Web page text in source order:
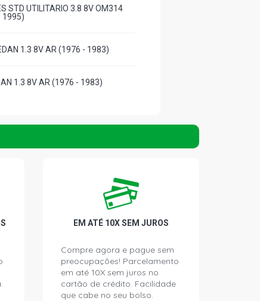
STD UTILITARIO 3.8 8V OM314
1995)
1.3 8V AR (1976 - 1983)
1.3 8V AR (1976 - 1983)
SEDAN 1.6 8V AR (1994 - 1996)
EM ATÉ 10X SEM JUROS
Compre agora e pague sem
preocupações! Parcelamento
em até 10X sem juros no
cartão de crédito. Facilidade
que cabe no seu bolso.